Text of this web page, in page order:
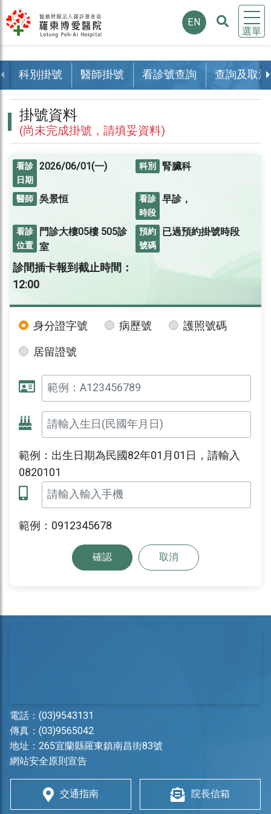
選單
EN
科別掛號 醫師掛號 看診號查詢 查詢及取消
掛號資料
(尚未完成掛號，請填妥資料)
看診
日期
2026/06/01(一) 科別 腎臟科
醫師 吳景恒
看診
時段
早診，
看診
位置
門診大樓05樓 505診
室
預約
號碼
已過預約掛號時段
診間插卡報到截止時間：
12:00
身分證字號 病歷號
護照號碼
居留證號
範例：出生日期為民國82年01月01日，請輸入
0820101
範例：0912345678
確認 取消
電話： (03)9543131
傳真：(03)9565042
地址： 265宜蘭縣羅東鎮南昌街83號
網站安全原則宣告
交通指南 院長信箱